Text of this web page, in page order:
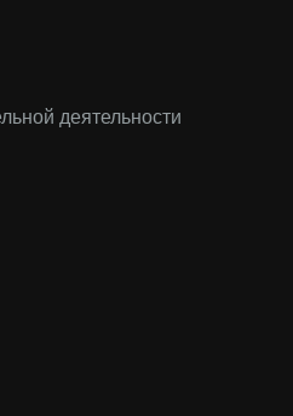
деятельности